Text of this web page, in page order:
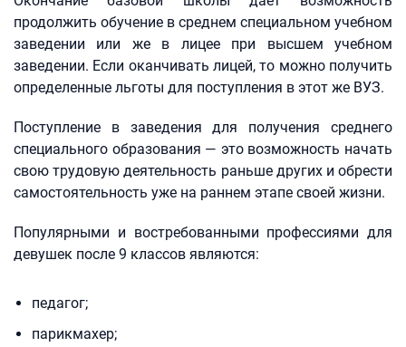
продолжить обучение в среднем специальном учебном
заведении или же в лицее при высшем учебном
заведении. Если оканчивать лицей, то можно получить
определенные льготы для поступления в этот же ВУЗ.
Поступление в заведения для получения среднего
специального образования — это возможность начать
свою трудовую деятельность раньше других и обрести
самостоятельность уже на раннем этапе своей жизни.
Популярными и востребованными профессиями для
девушек после 9 классов являются:
педагог;
парикмахер;